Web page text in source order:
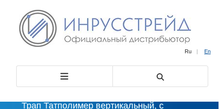
Ru | En
Трап Татполимер вертикальный, с